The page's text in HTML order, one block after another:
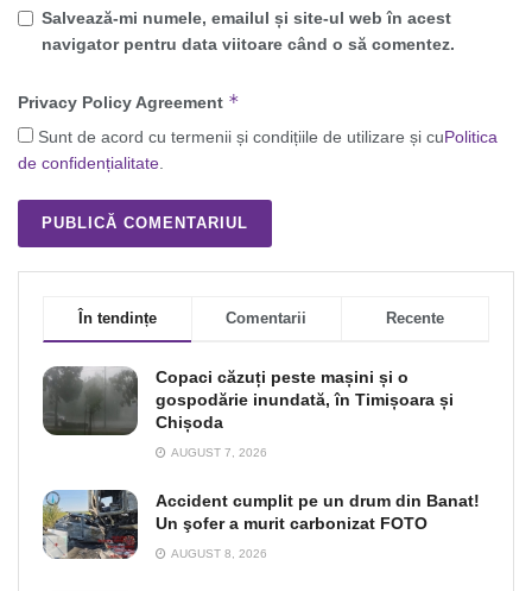
Salvează-mi numele, emailul și site-ul web în acest
navigator pentru data viitoare când o să comentez.
Privacy Policy Agreement *
Sunt de acord cu termenii și condițiile de utilizare și cuPolitica
de confidențialitate.
În tendințe Comentarii Recente
Copaci căzuți peste mașini și o
gospodărie inundată, în Timișoara și
Chișoda
AUGUST 7, 2026
Accident cumplit pe un drum din Banat!
Un şofer a murit carbonizat FOTO
AUGUST 8, 2026